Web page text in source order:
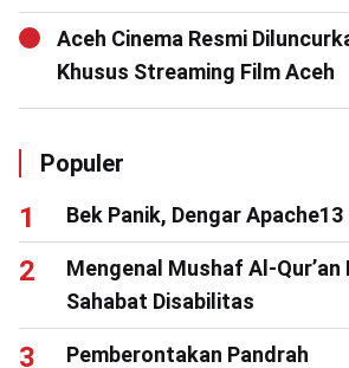
Aceh Cinema Resmi
Khusus Streaming Film Aceh
Populer
Bek Panik, Dengar Apache13
Mengenal Mushaf Al-
Sahabat Disabilitas
Pemberontakan Pandrah